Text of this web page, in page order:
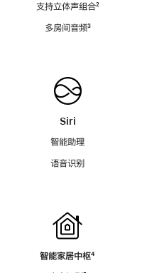
支持立体声组合脚
²
多房间音频脚
³
Siri
智能助理
语音识别
智能家居中枢脚
⁴